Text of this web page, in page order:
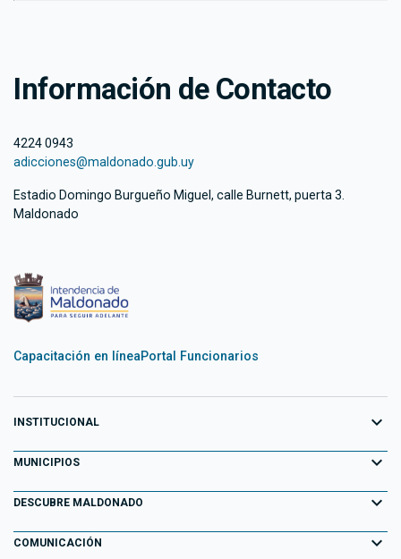
Información de Contacto
4224 0943
adicciones@maldonado.gub.uy
Estadio Domingo Burgueño Miguel, calle Burnett, puerta 3.
Maldonado
Capacitación en líneaPortal Funcionarios
INSTITUCIONAL expand_more
Equipo de Gobierno
Primeros 100 días
MUNICIPIOS expand_more
Aiguá
Garzón
DESCUBRE MALDONADO expand_more
Información para el Turista
COMUNICACIÓN expand_more